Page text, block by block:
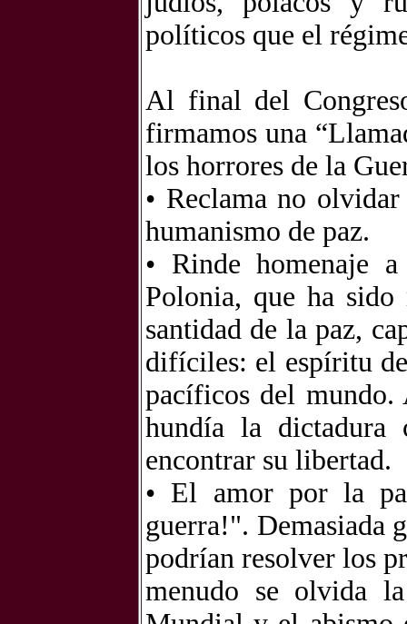
políticos que el
Al final del
firmamos una
los horrores de la
• Reclama no
humanismo de paz.
• Rinde homenaje
Polonia, que ha
santidad de la paz,
difíciles: el espíritu
pacíficos del mundo.
hundía la dictadura
encontrar su libertad.
• El amor por la
guerra!". Demasiada
podrían resolver los
menudo se olvida